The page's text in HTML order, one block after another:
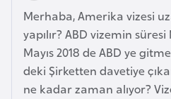
Merhaba, Amerika vizesi
yapılır? ABD vizemin
Mayıs 2018 de ABD ye
deki Şirketten davetiye
ne kadar zaman alıyor?
n
H
ı
r